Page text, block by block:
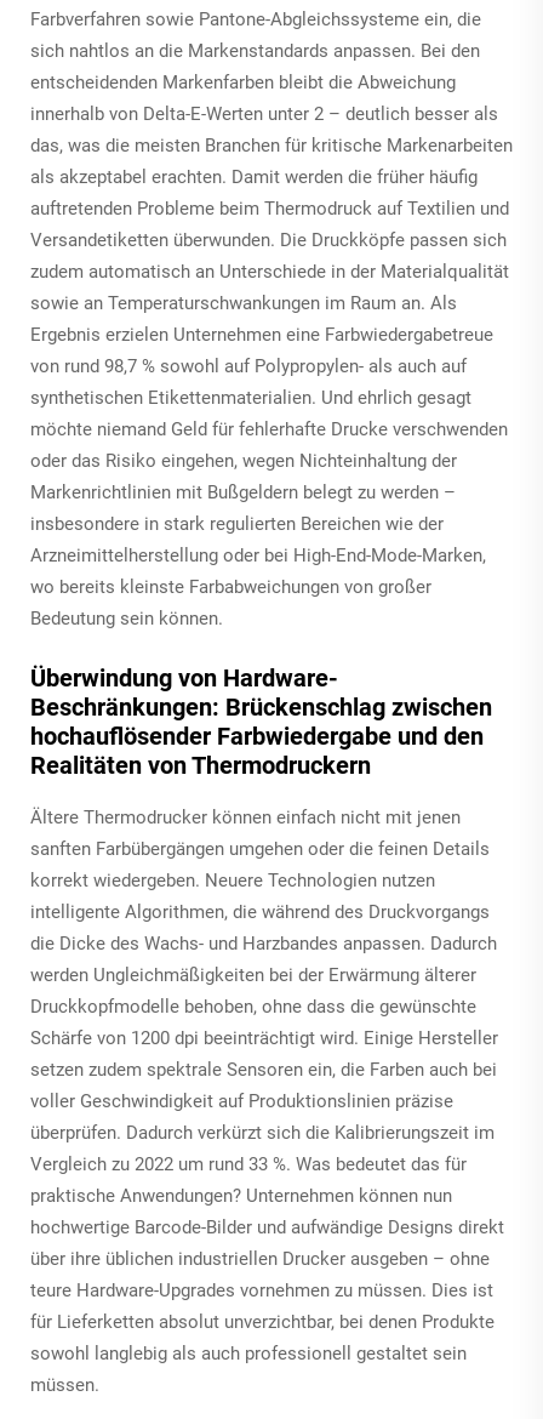
Farbverfahren sowie Pantone-Abgleichssysteme ein, die
sich nahtlos an die Markenstandards anpassen. Bei den
entscheidenden Markenfarben bleibt die Abweichung
innerhalb von Delta-E-Werten unter 2 – deutlich besser als
das, was die meisten Branchen für kritische Markenarbeiten
als akzeptabel erachten. Damit werden die früher häufig
auftretenden Probleme beim Thermodruck auf Textilien und
Versandetiketten überwunden. Die Druckköpfe passen sich
zudem automatisch an Unterschiede in der Materialqualität
sowie an Temperaturschwankungen im Raum an. Als
Ergebnis erzielen Unternehmen eine Farbwiedergabetreue
von rund 98,7 % sowohl auf Polypropylen- als auch auf
synthetischen Etikettenmaterialien. Und ehrlich gesagt
möchte niemand Geld für fehlerhafte Drucke verschwenden
oder das Risiko eingehen, wegen Nichteinhaltung der
Markenrichtlinien mit Bußgeldern belegt zu werden –
insbesondere in stark regulierten Bereichen wie der
Arzneimittelherstellung oder bei High-End-Mode-Marken,
wo bereits kleinste Farbabweichungen von großer
Bedeutung sein können.
Überwindung von Hardware-
Beschränkungen: Brückenschlag zwischen
hochauflösender Farbwiedergabe und den
Realitäten von Thermodruckern
Ältere Thermodrucker können einfach nicht mit jenen
sanften Farbübergängen umgehen oder die feinen Details
korrekt wiedergeben. Neuere Technologien nutzen
intelligente Algorithmen, die während des Druckvorgangs
die Dicke des Wachs- und Harzbandes anpassen. Dadurch
werden Ungleichmäßigkeiten bei der Erwärmung älterer
Druckkopfmodelle behoben, ohne dass die gewünschte
Schärfe von 1200 dpi beeinträchtigt wird. Einige Hersteller
setzen zudem spektrale Sensoren ein, die Farben auch bei
voller Geschwindigkeit auf Produktionslinien präzise
überprüfen. Dadurch verkürzt sich die Kalibrierungszeit im
Vergleich zu 2022 um rund 33 %. Was bedeutet das für
praktische Anwendungen? Unternehmen können nun
hochwertige Barcode-Bilder und aufwändige Designs direkt
über ihre üblichen industriellen Drucker ausgeben – ohne
teure Hardware-Upgrades vornehmen zu müssen. Dies ist
für Lieferketten absolut unverzichtbar, bei denen Produkte
sowohl langlebig als auch professionell gestaltet sein
müssen.